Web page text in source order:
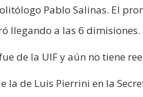
Pablo Salinas. El
llegando a las 6 dimisiones.
de la UIF y aún no tiene
la de Luis Pierrini en la